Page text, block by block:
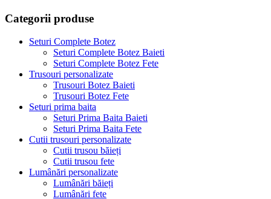
Categorii produse
Seturi Complete Botez
Seturi Complete Botez Baieti
Seturi Complete Botez Fete
Trusouri personalizate
Trusouri Botez Baieti
Trusouri Botez Fete
Seturi prima baita
Seturi Prima Baita Baieti
Seturi Prima Baita Fete
Cutii trusouri personalizate
Cutii trusou băieți
Cutii trusou fete
Lumânări personalizate
Lumânări băieți
Lumânări fete